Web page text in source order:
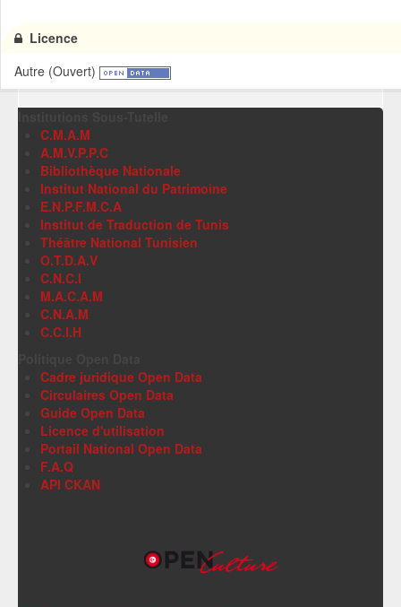
Licence
Autre (Ouvert)
C.M.A.M
A.M.V.P.P.C
Bibliothèque Nationale
Institut National du Patrimoine
E.N.P.F.M.C.A
Institut de Traduction de Tunis
Théâtre National Tunisien
O.T.D.A.V
C.N.C.I
M.A.C.A.M
C.N.A.M
C.C.I.H
Cadre juridique Open Data
Circulaires Open Data
Guide Open Data
Licence d'utilisation
Portail National Open Data
F.A.Q
API CKAN